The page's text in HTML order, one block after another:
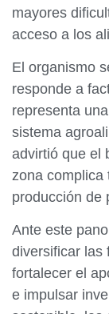
mayores
acceso a los
El organismo
responde a
representa
sistema
advirtió que el
zona complica
producción de
Ante este
diversificar las
fortalecer el
e impulsar